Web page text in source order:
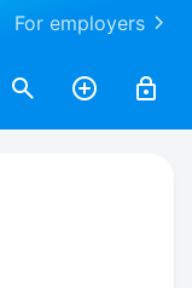
For employers